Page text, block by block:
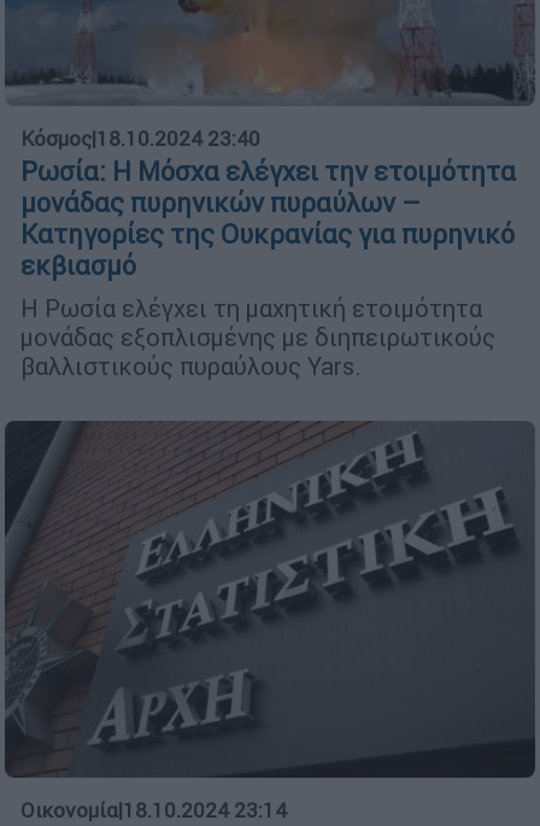
Κόσμος|18.10.2024 23:40
Ρωσία: Η Μόσχα ελέγχει την ετοιμότητα
μονάδας πυρηνικών πυραύλων –
Κατηγορίες της Ουκρανίας για πυρηνικό
εκβιασμό
Η Ρωσία ελέγχει τη μαχητική ετοιμότητα
μονάδας εξοπλισμένης με διηπειρωτικούς
βαλλιστικούς πυραύλους Yars.
Οικονομία|18.10.2024 23:14